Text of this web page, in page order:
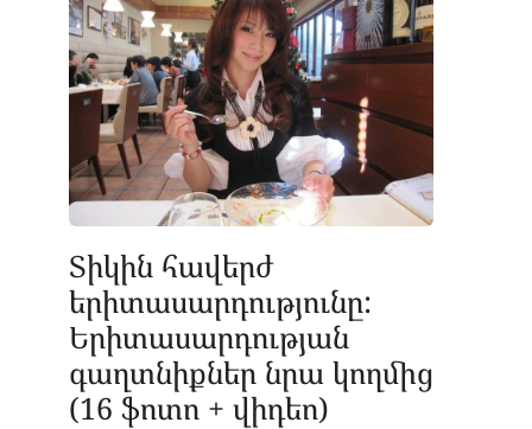
Տիկին հավերժ
երիտասարդությունը:
Երիտասարդության
գաղտնիքներ նրա կողմից
(16 ֆոտո + վիդեո)